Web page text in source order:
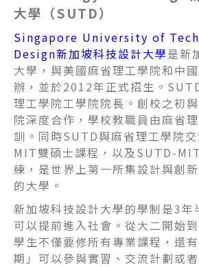
大學（SUTD）
Singapore University of
Design新加坡科技設計大學是新
大學，與美國麻省理工學院和中
辦，並於2012年正式招生。
理工學院工學院院長。創校之初
院深度合作，學校教職員由麻省
訓。同時SUTD與麻省理工學院
MIT雙碩士課程，以及SUTD-
練，是世界上第一所集設計與創
的大學。
新加坡科技設計大學的學制是3年
可以提前進入社會。從大二開始
學生不僅要修所有專業課程，還
期」可以參與實習、交流計劃或者